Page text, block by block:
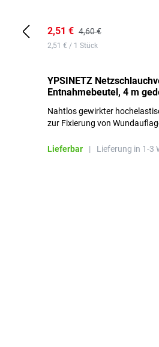
2,51 € 4,60 €
2,51 € / 1 Stück
YPSINETZ
Entnahmebeutel, 4 m
Nahtlos gewirkter
zur Fixierung von
Lieferbar | Lieferung in 1-3